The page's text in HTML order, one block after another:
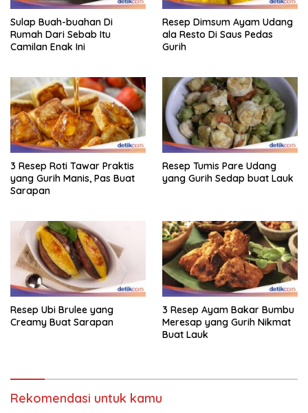
Sulap Buah-buahan Di
Rumah Dari Sebab Itu
Camilan Enak Ini
Resep Dimsum Ayam Udang
ala Resto Di Saus Pedas
Gurih
3 Resep Roti Tawar Praktis
yang Gurih Manis, Pas Buat
Sarapan
Resep Tumis Pare Udang
yang Gurih Sedap buat Lauk
Resep Ubi Brulee yang
Creamy Buat Sarapan
3 Resep Ayam Bakar Bumbu
Meresap yang Gurih Nikmat
Buat Lauk
Rekomendasi untuk kamu